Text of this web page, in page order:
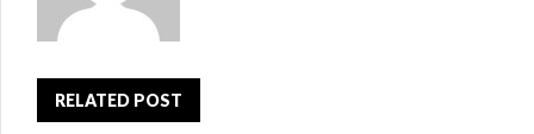
RELATED POST